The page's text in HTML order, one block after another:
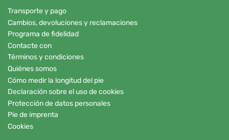
Transporte y pago
Cambios, devoluciones y reclamaciones
Programa de fidelidad
Contacte con
Términos y condiciones
Quiénes somos
Cómo medir la longitud del pie
Declaración sobre el uso de cookies
Protección de datos personales
Pie de imprenta
Cookies